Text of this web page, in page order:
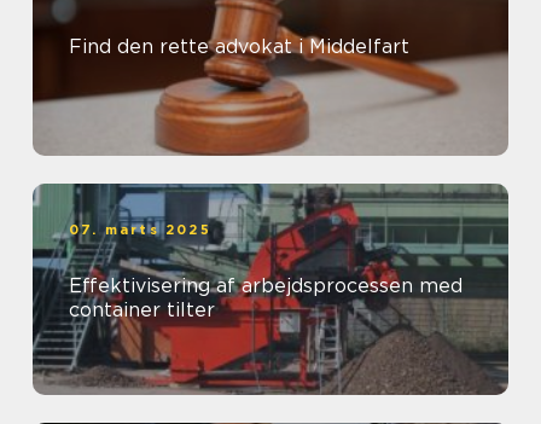
Find den rette advokat i Middelfart
07. marts 2025
Effektivisering af arbejdsprocessen med
container tilter